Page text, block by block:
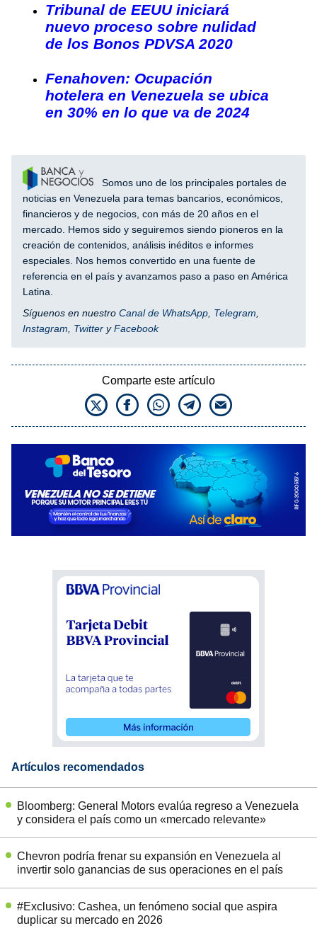
Tribunal de EEUU iniciará
nuevo proceso sobre nulidad
de los Bonos PDVSA 2020
Fenahoven: Ocupación
hotelera en Venezuela se ubica
en 30% en lo que va de 2024
Somos uno de los principales portales de
noticias en Venezuela para temas bancarios, económicos,
financieros y de negocios, con más de 20 años en el
mercado. Hemos sido y seguiremos siendo pioneros en la
creación de contenidos, análisis inéditos e informes
especiales. Nos hemos convertido en una fuente de
referencia en el país y avanzamos paso a paso en América
Latina.
Síguenos en nuestro Canal de WhatsApp Telegram
Instagram
Twitter yFacebook
Comparte este artículo
Artículos recomendados
Bloomberg: General Motors evalúa regreso a Venezuela
y considera el país como un «mercado relevante»
Chevron podría frenar su expansión en Venezuela al
invertir solo ganancias de sus operaciones en el país
#Exclusivo: Cashea, un fenómeno social que aspira
duplicar su mercado en 2026